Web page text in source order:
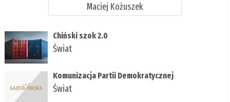
Maciej Kożuszek
Chiński szok 2.0
Świat
Komunizacja Partii Demokratycznej
Świat